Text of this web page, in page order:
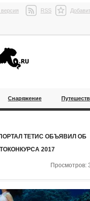
RSS
Снаряжение
ТЕТИС ОБЪЯВИЛ ОБ
2017
Просмотров: